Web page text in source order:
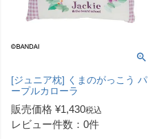
[ジュニア枕] くまのがっこう パ
ープルカローラ
販売価格 ¥1,430税込
レビュー件数：0件